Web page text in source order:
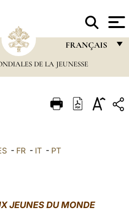
FRANÇAIS
FRANÇAIS
ITALIANO
DE LA JEUNESSE
- FR- IT- PT
JEUNES DU MONDE